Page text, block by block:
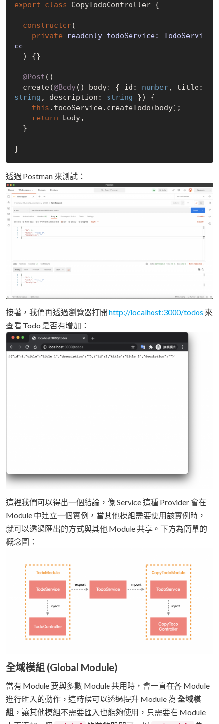
export
class CopyTodoController {
constructor(
private readonly todoService: TodoServi
ce
) {}
@Post ()
  create(
@Body() body: { id: number
string , description: string }) {
this .todoService.createTodo(body);
return body;
透過 Postman 來測試：
接著，我們再透過瀏覽器打開 http://localhost:3000/todos 來
查看 Todo 是否有增加：
這裡我們可以得出一個結論，像 Service 這種 Provider 會在
Module 中建立一個實例，當其他模組需要使用該實例時，
就可以透過匯出的方式與其他 Module 共享。下方為簡單的
概念圖：
全域模組 (Global Module)
當有 Module 要與多數 Module 共用時，會一直在各 Module
進行匯入的動作，這時候可以透過提升 Module 為 全域模
組 ，讓其他模組不需要匯入也能夠使用，只需要在 Module